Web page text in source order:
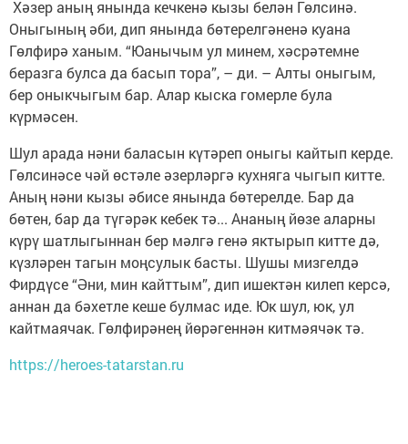
Хәзер аның янында кечкенә кызы белән Гөлсинә.
Оныгының әби, дип янында бөтерелгәненә куана
Гөлфирә ханым. “Юанычым ул минем, хәсрәтемне
беразга булса да басып тора”, – ди. – Алты оныгым,
бер оныкчыгым бар. Алар кыска гомерле була
күрмәсен.
Шул арада нәни баласын күтәреп оныгы кайтып керде.
Гөлсинәсе чәй өстәле әзерләргә кухняга чыгып китте.
Аның нәни кызы әбисе янында бөтерелде. Бар да
бөтен, бар да түгәрәк кебек тә... Ананың йөзе аларны
күрү шатлыгыннан бер мәлгә генә яктырып китте дә,
күзләрен тагын моңсулык басты. Шушы мизгелдә
Фирдүсе “Әни, мин кайттым”, дип ишектән килеп керсә,
аннан да бәхетле кеше булмас иде. Юк шул, юк, ул
кайтмаячак. Гөлфирәнең йөрәгеннән китмәячәк тә.
https://heroes-tatarstan.ru